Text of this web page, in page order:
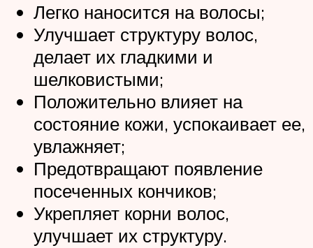
Легко наносится на волосы;
Улучшает структуру волос,
делает их гладкими и
шелковистыми;
Положительно влияет на
состояние кожи, успокаивает ее,
увлажняет;
Предотвращают появление
посеченных кончиков;
Укрепляет корни волос,
улучшает их структуру.